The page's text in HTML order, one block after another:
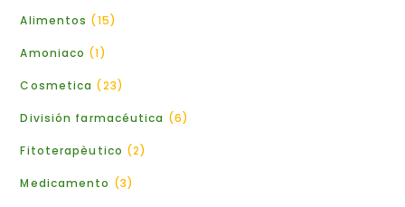
Alimentos 15
Amoniaco 1
Cosmetica 23
División farmacéutica 6
Fitoterapèutico 2
Medicamento 3